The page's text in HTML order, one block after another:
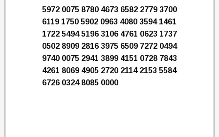
5972 0075 8780 4673 6582 2779 3700
6119 1750 5902 0963 4080 3594 1461
1722 5494 5196 3106 4761 0623 1737
0502 8909 2816 3975 6509 7272 0494
9740 0075 2941 3899 4151 0728 7843
4261 8069 4905 2720 2114 2153 5584
6726 0324 8085 0000